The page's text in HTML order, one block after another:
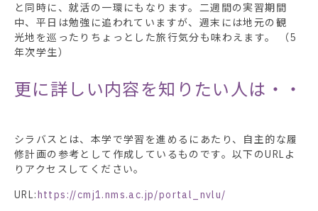
と同時に、就活の一環にもなります。二週間の実習期間
中、平日は勉強に追われていますが、週末には地元の観
光地を巡ったりちょっとした旅行気分も味わえます。 （5
年次学生）
更に詳しい内容を知りたい人は・・
シラバスとは、本学で学習を進めるにあたり、自主的な履
修計画の参考として作成しているものです。以下のURLよ
りアクセスしてください。
URL:https://cmj1.nms.ac.jp/portal_nvlu/